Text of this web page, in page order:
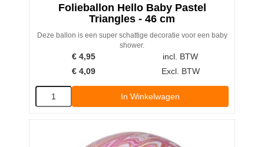
Folieballon Hello Baby Pastel
Triangles - 46 cm
Deze ballon is een super schattige decoratie voor een baby
shower.
€ 4,95
incl. BTW
€ 4,09 Excl. BTW
In Winkelwagen